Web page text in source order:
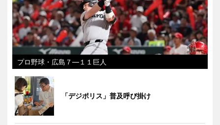
プロ野球・広島７―１１巨人
「デジポリス」普及呼び掛け